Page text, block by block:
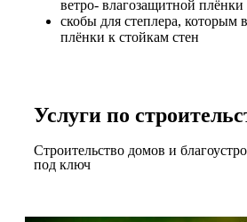
ветро- влагозащитной плёнки
скобы для степлера, которым
плёнки к стойкам стен
Услуги по
Строительство домов и
под ключ